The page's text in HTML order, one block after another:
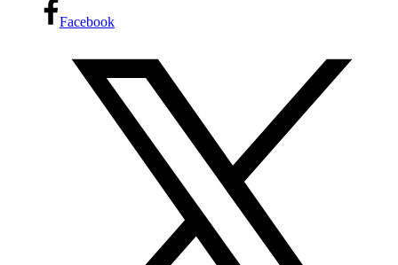
Facebook